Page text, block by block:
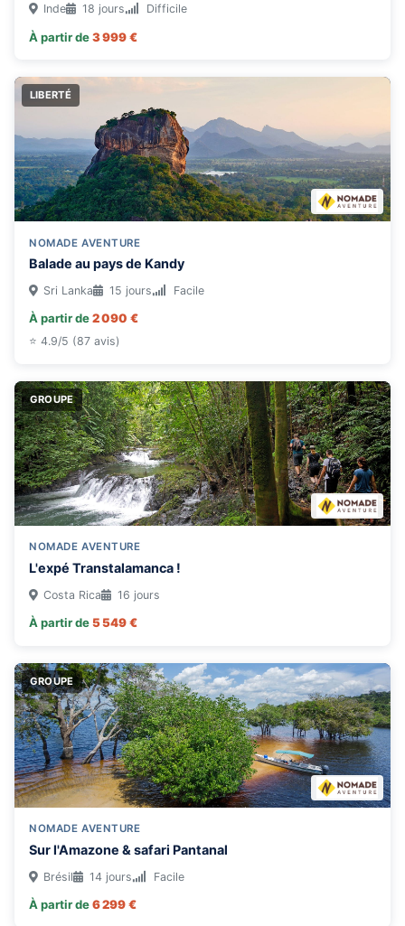
Inde 18 jours Difficile
À partir de3 999 €
LIBERTÉ
NOMADE AVENTURE
Balade au pays de Kandy
Sri Lanka 15 jours Facile
À partir de2 090 €
⭐ 4.9/5 (87 avis)
GROUPE
NOMADE AVENTURE
L'expé Transtalamanca !
Costa Rica 16 jours
À partir de5 549 €
GROUPE
NOMADE AVENTURE
Sur l'Amazone & safari Pantanal
Brésil 14 jours Facile
À partir de6 299 €